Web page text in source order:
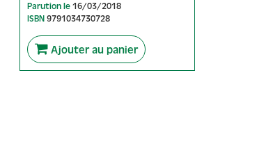
Parution le16/03/2018
ISBN9791034730728
Ajouter au panier